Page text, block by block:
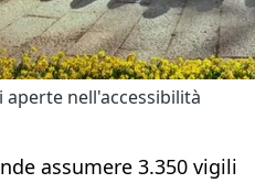
aperte nell'accessibilità
assumere 3.350 vigili